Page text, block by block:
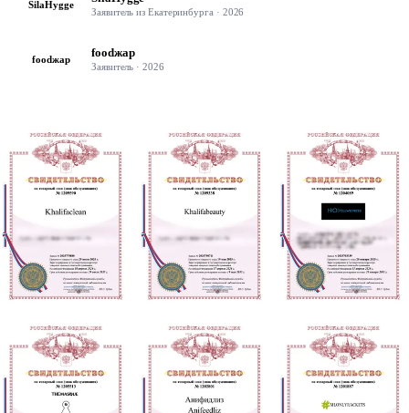
SilaHygge
Заявитель из Екатеринбурга · 2026
foodжар foodжар
Заявитель ·2026